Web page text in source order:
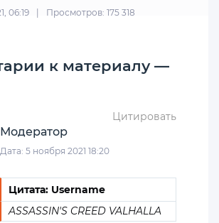
06:19 Просмотров: 175 318
к материалу —
Цитировать
Модератор
Дата: 5 ноября 2021 18:20
Цитата: Username
ASSASSIN'S CREED VALHALLA